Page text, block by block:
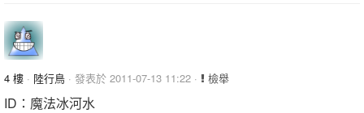
4 樓 · 陸行鳥 · 發表於 2011-07-13 11:22 · 檢舉
ID：魔法冰河水